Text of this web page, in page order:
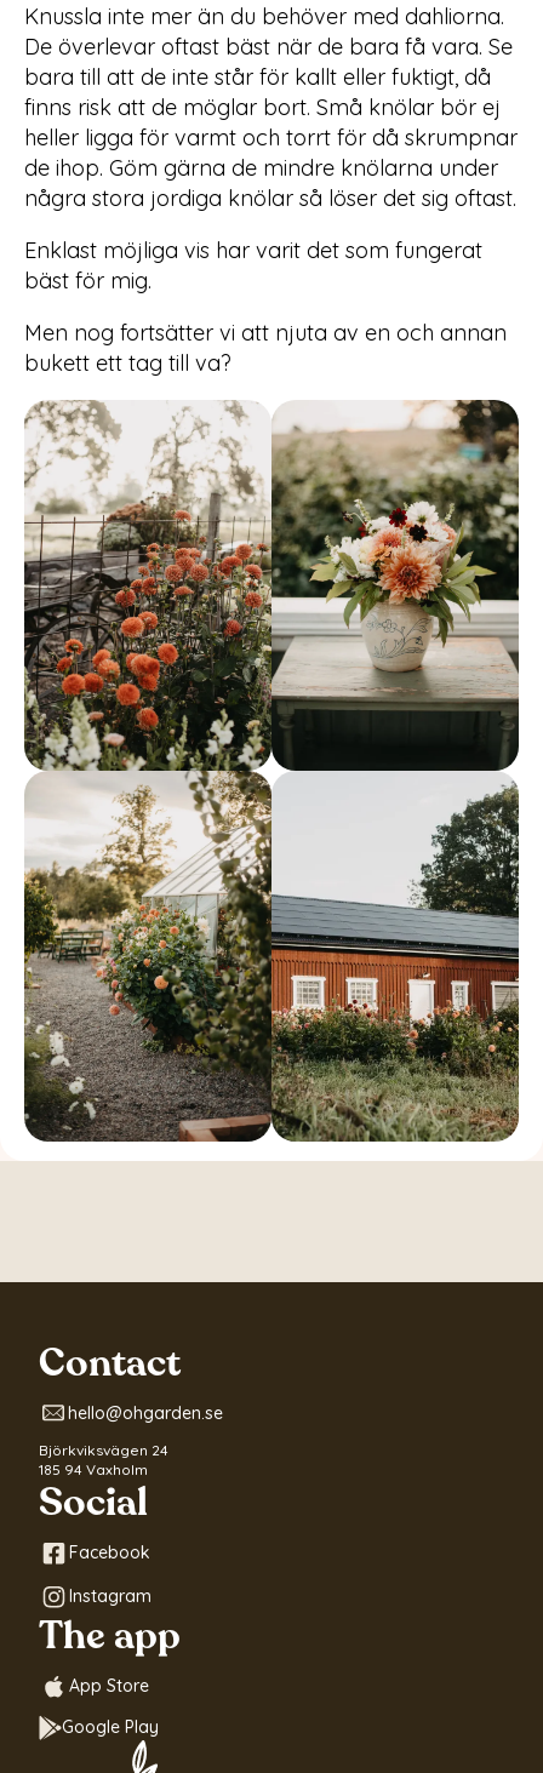
Knussla inte mer än du behöver med dahliorna.
De överlevar oftast bäst när de bara få vara. Se
bara till att de inte står för kallt eller fuktigt, då
finns risk att de möglar bort. Små knölar bör ej
heller ligga för varmt och torrt för då skrumpnar
de ihop. Göm gärna de mindre knölarna under
några stora jordiga knölar så löser det sig oftast.
Enklast möjliga vis har varit det som fungerat
bäst för mig.
Men nog fortsätter vi att njuta av en och annan
bukett ett tag till va?
Contact
hello@ohgarden.se
Björkviksvägen 24
185 94 Vaxholm
Social
Facebook
Instagram
The app
App Store
Google Play